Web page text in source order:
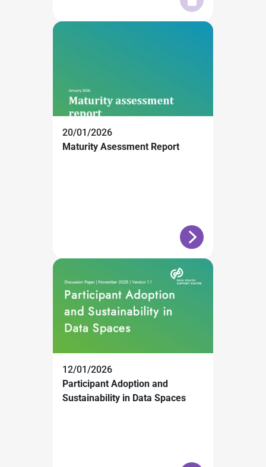
20/01/2026
Maturity Asessment Report
12/01/2026
Participant Adoption and
Sustainability in Data Spaces